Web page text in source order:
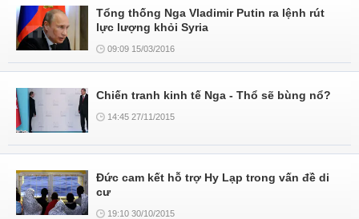
Tổng thống Nga Vladimir Putin ra lệnh rút
lực lượng khỏi Syria
09:09 15/03/2016
Chiến tranh kinh tế Nga - Thổ sẽ bùng nổ?
14:45 27/11/2015
Đức cam kết hỗ trợ Hy Lạp trong vấn đề di
cư
19:10 30/10/2015